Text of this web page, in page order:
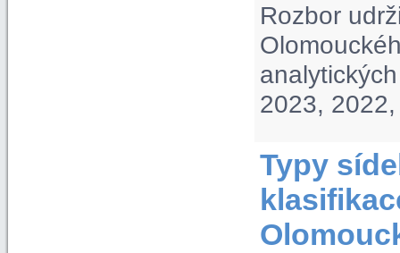
Rozbor
2023,
Typy